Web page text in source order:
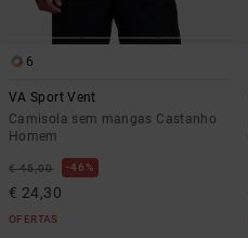
6
VA Sport Vent
Camisola sem mangas Castanho
Homem
€ 45,00 46%
€ 24,30
OFERTAS